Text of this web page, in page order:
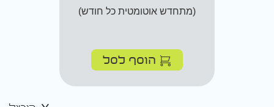
(מתחדש אוטומטית כל חודש)
הוסף לסל